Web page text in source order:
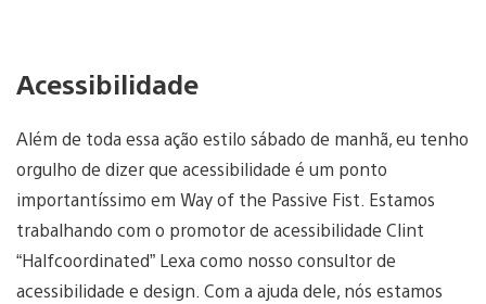
Acessibilidade
Além de toda essa ação estilo sábado de manhã, eu tenho
orgulho de dizer que acessibilidade é um ponto
importantíssimo em Way of the Passive Fist. Estamos
trabalhando com o promotor de acessibilidade Clint
“Halfcoordinated” Lexa como nosso consultor de
acessibilidade e design. Com a ajuda dele, nós estamos